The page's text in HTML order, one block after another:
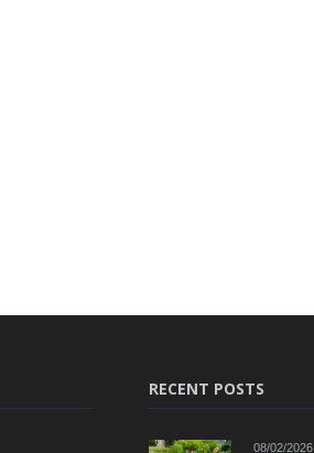
RECENT POSTS
08/02/2026